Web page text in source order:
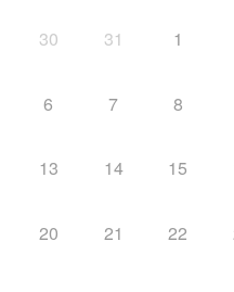
30 31 1
6 7 8
13 14 15
20 21 22